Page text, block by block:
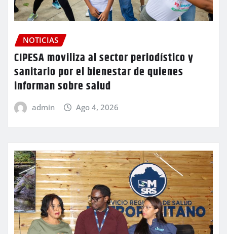
NOTICIAS
CIPESA moviliza al sector periodístico y
sanitario por el bienestar de quienes
informan sobre salud
admin Ago 4, 2026